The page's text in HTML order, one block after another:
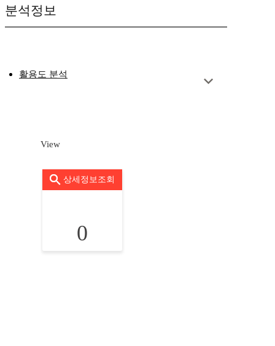
분석정보
활용도 분석
View
상세정보조회
0